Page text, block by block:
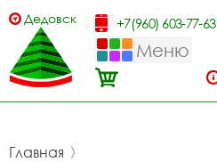
Дедовск +7(960) 603-77-63
Меню
Главная 〉